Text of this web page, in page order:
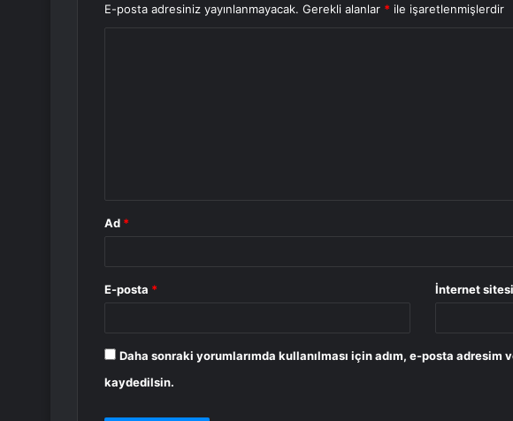
E-posta adresiniz yayınlanmayacak. Gerekli alanlar * ile işaretlenmişlerdir
Ad *
E-posta * İnternet sitesi
Daha sonraki yorumlarımda kullanılması için adım, e-posta adresim
kaydedilsin.